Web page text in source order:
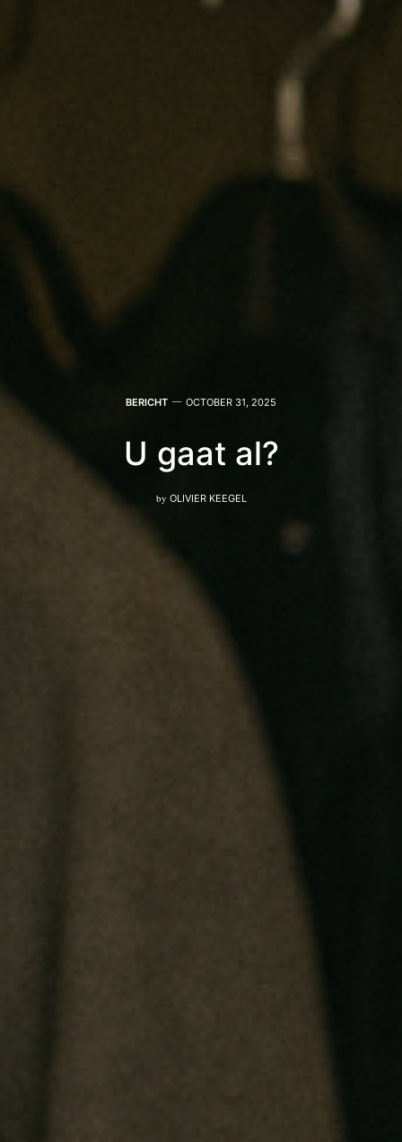
BERICHT OCTOBER 31, 2025
U gaat al?
by OLIVIER KEEGEL